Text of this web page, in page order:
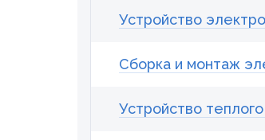
Устройство
Сборка и монтаж
Устройство